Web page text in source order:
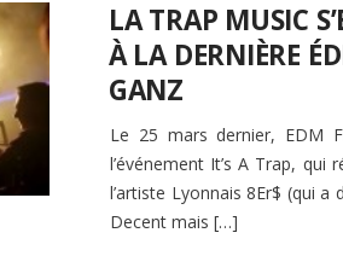
LA TRAP MUSIC
À LA DERNIÈRE
GANZ
Le 25 mars dernier, EDM
l’événement It’s A Trap,
l’artiste Lyonnais 8Er$ (qui
Decent mais […]